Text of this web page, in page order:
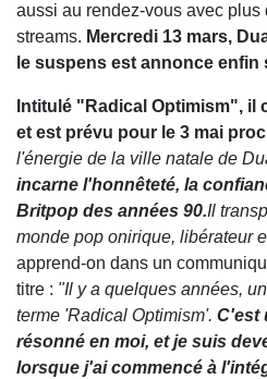
aussi au rendez-vous avec plus
streams. Mercredi 13 mars,
le suspens est annonce
Intitulé "Radical Optimism", il
et est prévu pour le 3 mai
l'énergie de la ville natale de
incarne l'honnêteté, la
Britpop des années 90.Il
monde pop onirique, libérateur
apprend-on dans un
titre : "Il y a quelques années,
terme 'Radical Optimism'. C'est
résonné en moi, et je suis
lorsque j'ai commencé à